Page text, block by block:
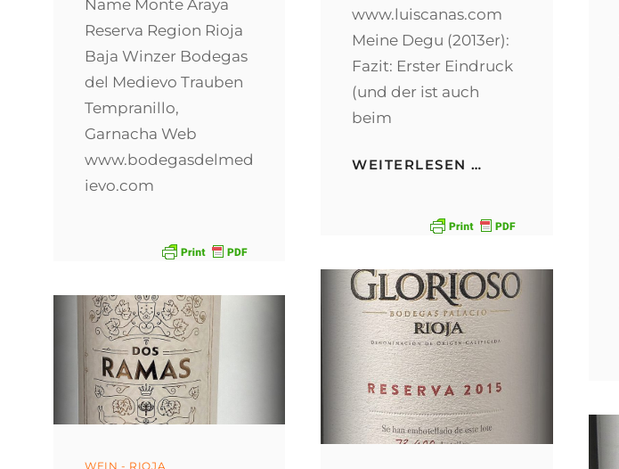
www.luiscanas.com
Meine Degu (2013er):
Fazit: Erster Eindruck
(und der ist auch
beim
WEITERLESEN …
Name Monte Araya
Reserva Region Rioja
Baja Winzer Bodegas
del Medievo Trauben
Tempranillo,
Garnacha Web
www.bodegasdelmed
ievo.com
Categories
WEIN - RIOJA